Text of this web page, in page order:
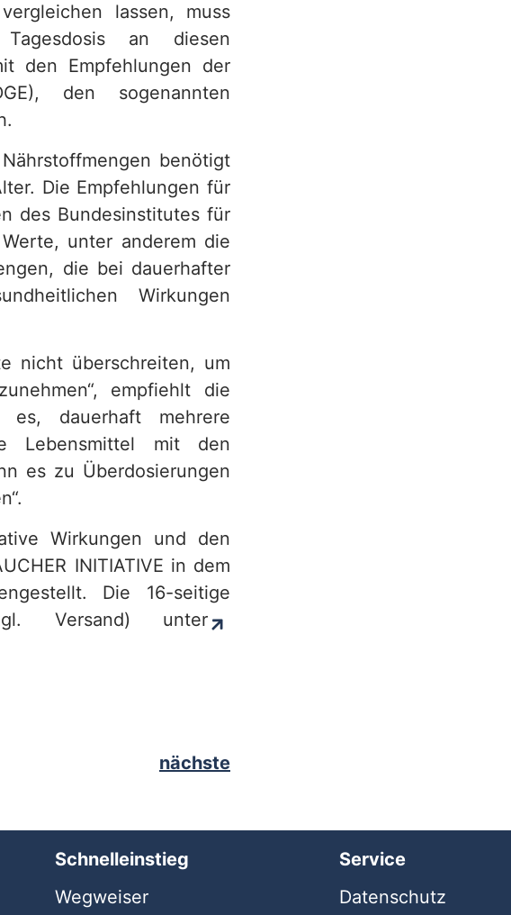
lassen, muss
an diesen
den Empfehlungen der
den sogenannten
benötigt
Die Empfehlungen für
des Bundesinstitutes für
unter anderem die
die bei dauerhafter
Wirkungen
nicht überschreiten, um
empfiehlt die
es, dauerhaft mehrere
Lebensmittel mit den
es zu Überdosierungen
Wirkungen und den
INITIATIVE in dem
Die 16-seitige
Versand) unter
nächste
Schnelleinstieg
Wegweiser
Service
Datenschutz